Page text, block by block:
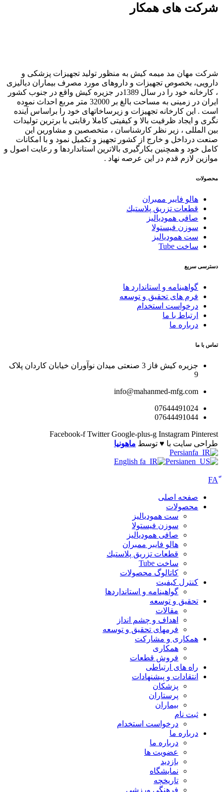
شرکت های همکار
شرکت مهان مد میمه کیش به منظور تولید تجهیزات پزشکی و
دارویی، بخصوص تجهیزات و داروهای مورد مصرف بیماران دیالیزی
، کارخانه خود را در سال 1389در جزیره کیش واقع در جنوب کشور
ایران در زمینی به مساحت بالغ بر 32000 متر مربع احداث نموده
است . این کارخانه تجهیزات و زیرساخاتهای خود را براساس آینده
نگری و ایجاد ظرفیت بالا و کیفیتی کاملا رقابتی با برترین تولیدات
بین المللی ، زیر نظر کارشناسان ، متخصصین و مشاورین این
صنعت درداخل و خارج از کشور تجهیز و تکمیل نمود و با امکانات
کامل خود و همچنین بکارگیری بالاترین استانداردها و رعایت اصول و
موازین لازم قدم در این عرصه نهاد .
محصولات
هالو فایبر ممبران
قطعات تزريق پلاستيك
صافی همودیالیز
سوزن فیستولا
ست همودیالیز
ساخت Tube
دسترسی سریع
گواهینامه و استاندارد ها
فرم های تحقیق و توسعه
درخواست استخدام
ارتباط با ما
درباره ما
تماس با ما
جزیره کیش فاز 3 صنعتی میدان نوآوران خیابان کاردان پلاک
9
info@mahanmed-mfg.com
07644491024
07644491044
Facebook-f Twitter Google-plus-g Instagram Pinterest
طراحی سایت با ♥️ توسط ماهونیا
Persian
English
Persian
صفحه اصلی
محصولات
ست همودیالیز
سوزن فیستولا
صافی همودیالیز
هالو فایبر ممبران
قطعات تزريق پلاستيك
ساخت Tube
کاتالوگ محصولات
کنترل کیفیت
گواهينامه و استانداردها
تحقيق و توسعه
مقالات
اهداف و چشم انداز
فرمهای تحقیق و توسعه
همکاری و مشارکت
همکاری
فروش قطعات
راه های ارتباطی
انتقادات و پيشنهادات
پزشكان
پرستاران
بيماران
ثبت نام
درخواست استخدام
درباره ما
درباره ما
عضویت ها
بازدید
نمایشگاه
تاريخچه
فرهنگی ورزشی